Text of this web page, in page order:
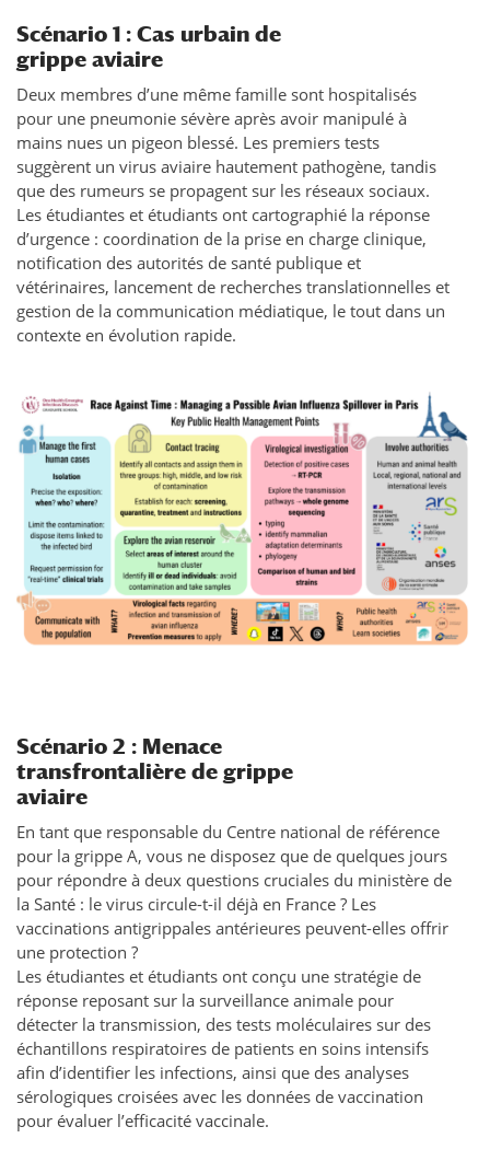
Scénario 1 : Cas urbain de
grippe aviaire
Deux membres d’une même famille sont hospitalisés
pour une pneumonie sévère après avoir manipulé à
mains nues un pigeon blessé. Les premiers tests
suggèrent un virus aviaire hautement pathogène, tandis
que des rumeurs se propagent sur les réseaux sociaux.
Les étudiantes et étudiants ont cartographié la réponse
d’urgence : coordination de la prise en charge clinique,
notification des autorités de santé publique et
vétérinaires, lancement de recherches translationnelles et
gestion de la communication médiatique, le tout dans un
contexte en évolution rapide.
Scénario 2 : Menace
transfrontalière de grippe
aviaire
En tant que responsable du Centre national de référence
pour la grippe A, vous ne disposez que de quelques jours
pour répondre à deux questions cruciales du ministère de
la Santé : le virus circule-t-il déjà en France ? Les
vaccinations antigrippales antérieures peuvent-elles offrir
une protection ?
Les étudiantes et étudiants ont conçu une stratégie de
réponse reposant sur la surveillance animale pour
détecter la transmission, des tests moléculaires sur des
échantillons respiratoires de patients en soins intensifs
afin d’identifier les infections, ainsi que des analyses
sérologiques croisées avec les données de vaccination
pour évaluer l’efficacité vaccinale.